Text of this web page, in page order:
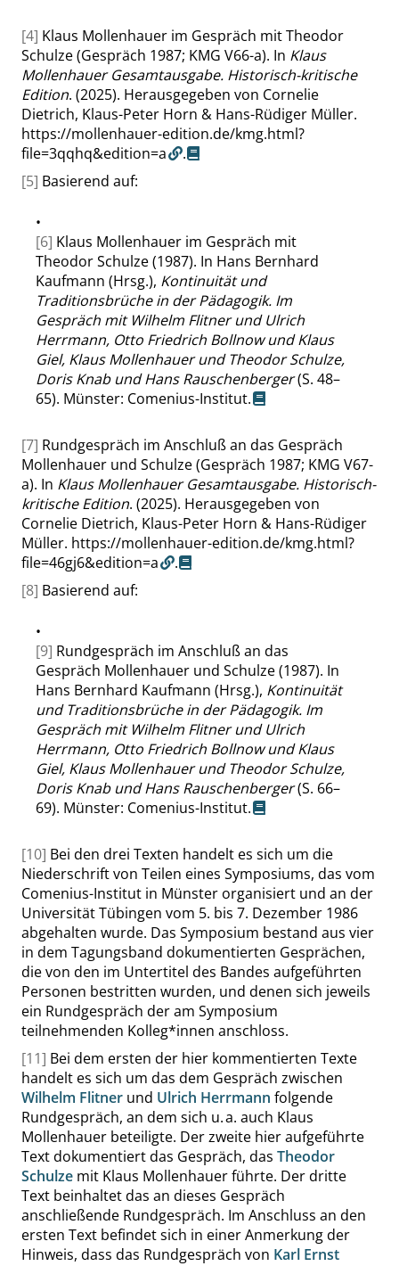
[4] Klaus Mollenhauer im Gespräch mit Theodor
Schulze (Gespräch 1987; KMG V66-a). In Klaus
Mollenhauer Gesamtausgabe. Historisch-kritische
Edition. (2025). Herausgegeben von Cornelie
Dietrich, Klaus-Peter Horn & Hans-Rüdiger Müller.
https://mollenhauer-edition.de/kmg.html?
file=3qqhq&edition=a
.
[5] Basierend auf:
•
[6] Klaus Mollenhauer im Gespräch mit
Theodor Schulze (1987). In Hans Bernhard
Kaufmann (Hrsg.), Kontinuität und
Traditionsbrüche in der Pädagogik. Im
Gespräch mit Wilhelm Flitner und Ulrich
Herrmann, Otto Friedrich Bollnow und Klaus
Giel, Klaus Mollenhauer und Theodor Schulze,
Doris Knab und Hans Rauschenberger(S. 48–
65). Münster: Comenius-Institut.
[7] Rundgespräch im Anschluß an das Gespräch
Mollenhauer und Schulze (Gespräch 1987; KMG V67-
a). In Klaus Mollenhauer Gesamtausgabe. Historisch-
kritische Edition. (2025). Herausgegeben von
Cornelie Dietrich, Klaus-Peter Horn & Hans-Rüdiger
Müller. https://mollenhauer-edition.de/kmg.html?
file=46gj6&edition=a
.
[8] Basierend auf:
•
[9] Rundgespräch im Anschluß an das
Gespräch Mollenhauer und Schulze (1987). In
Hans Bernhard Kaufmann (Hrsg.), Kontinuität
und Traditionsbrüche in der Pädagogik. Im
Gespräch mit Wilhelm Flitner und Ulrich
Herrmann, Otto Friedrich Bollnow und Klaus
Giel, Klaus Mollenhauer und Theodor Schulze,
Doris Knab und Hans Rauschenberger(S. 66–
69). Münster: Comenius-Institut.
[10] Bei den drei Texten handelt es sich um die
Niederschrift von Teilen eines Symposiums, das vom
Comenius-Institut in Münster organisiert und an der
Universität Tübingen vom 5. bis 7. Dezember 1986
abgehalten wurde. Das Symposium bestand aus vier
in dem Tagungsband dokumentierten Gesprächen,
die von den im Untertitel des Bandes aufgeführten
Personen bestritten wurden, und denen sich jeweils
ein Rundgespräch der am Symposium
teilnehmenden Kolleg*innen anschloss.
[11] Bei dem ersten der hier kommentierten Texte
handelt es sich um das dem Gespräch zwischen
Wilhelm Flitner und Ulrich Herrmann folgende
Rundgespräch, an dem sich u. a. auch Klaus
Mollenhauer beteiligte. Der zweite hier aufgeführte
Text dokumentiert das Gespräch, das Theodor
Schulze mit Klaus Mollenhauer führte. Der dritte
Text beinhaltet das an dieses Gespräch
anschließende Rundgespräch. Im Anschluss an den
ersten Text befindet sich in einer Anmerkung der
Hinweis, dass das Rundgespräch von Karl Ernst